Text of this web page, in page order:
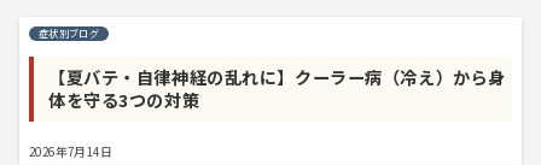
症状別ブログ
【夏バテ・自律神経の乱れに】クーラー病（冷え）から身
体を守る3つの対策
2026年7月14日